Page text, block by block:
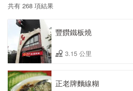
共有 268 項結果
豐饡鐵板燒
3.15 公里
正老牌麵線糊